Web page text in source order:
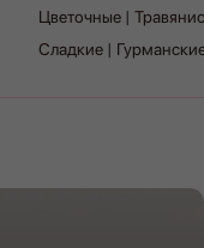
Цветочные |
Сладкие |